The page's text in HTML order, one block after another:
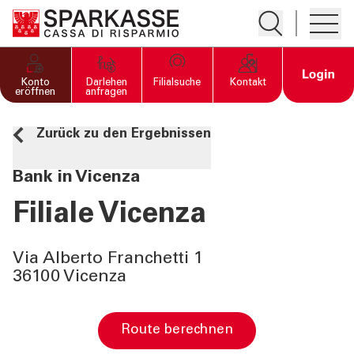
Suche öffnen
PRIVATKUNDEN UND
FAMILIEN
GESCHÄFTSKUNDEN
DIENSTLEISTUNGEN
PRIVATKUNDEN
DIENSTLEISTUNGEN
GESCHÄFTSKUNDEN
MEHR ALS BANK
Konto
eröffnen
Darlehen
anfragen
Filialsuche Kontakt Open
Zurück zu den Ergebnissen
Bank in Vicenza
Filiale Vicenza
Via Alberto Franchetti 1
36100 Vicenza
Route berechnen